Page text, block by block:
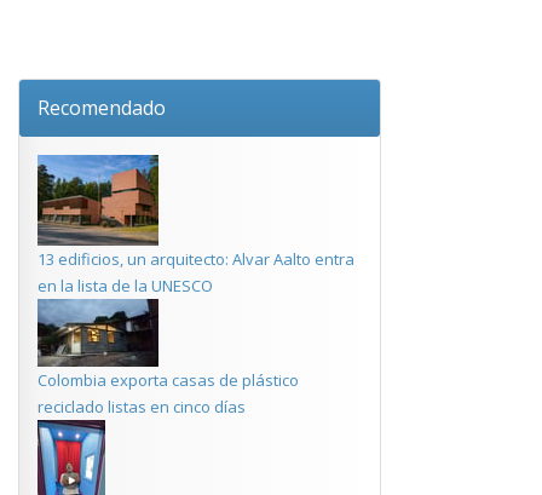
Recomendado
13 edificios, un arquitecto: Alvar Aalto entra
en la lista de la UNESCO
Colombia exporta casas de plástico
reciclado listas en cinco días